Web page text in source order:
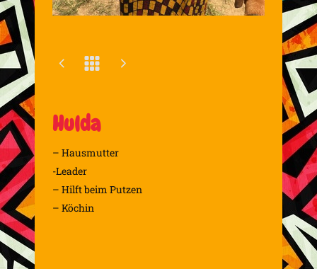
Hulda
– Hausmutter
-Leader
– Hilft beim Putzen
– Köchin